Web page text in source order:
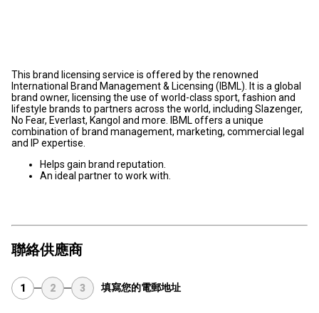
This brand licensing service is offered by the renowned
International Brand Management & Licensing (IBML). It is a global
brand owner, licensing the use of world-class sport, fashion and
lifestyle brands to partners across the world, including Slazenger,
No Fear, Everlast, Kangol and more. IBML offers a unique
combination of brand management, marketing, commercial legal
and IP expertise.
Helps gain brand reputation.
An ideal partner to work with.
聯絡供應商
1 2 3 填寫您的電郵地址